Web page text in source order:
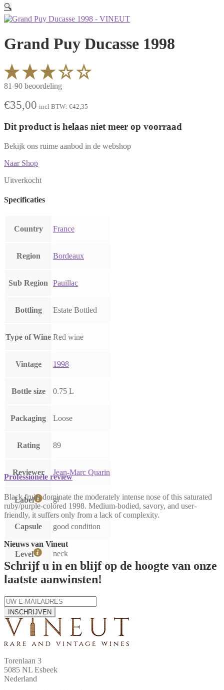
🔍
Grand Puy Ducasse 1998
81-90 beoordeling
€35,00 incl BTW: €42,35
Dit product is helaas niet meer op voorraad
Bekijk ons ruime aanbod in de webshop
Naar Shop
Uitverkocht
Specificaties
Country France
Region Bordeaux
Sub Region Pauillac
Bottling Estate Bottled
Type of Wine Red wine
Vintage 1998
Bottle size 0.75 L
Packaging Loose
Rating 89
Reviewer Jean-Marc Quarin
Label gl
Capsule good condition
Level neck
Professionele review
Black fruits dominate the moderately intense nose of this saturated
ruby/purple-colored 1998. Medium-bodied, savory, and user-
friendly, it suffers only from a lack of complexity.
Nieuws van Vineut
Schrijf u in en blijf op de hoogte van onze
laatste aanwinsten!
INSCHRIJVEN
Torenlaan 3
5085 NL Esbeek
Nederland